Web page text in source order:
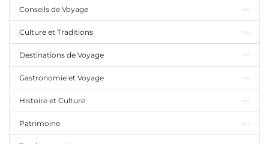
Conseils de Voyage
Culture et Traditions
Destinations de Voyage
Gastronomie et Voyage
Histoire et Culture
Patrimoine